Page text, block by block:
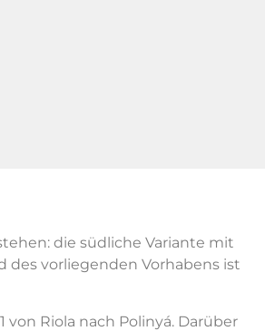
die südliche Variante mit
des vorliegenden Vorhabens ist
von Riola nach Polinyá. Darüber